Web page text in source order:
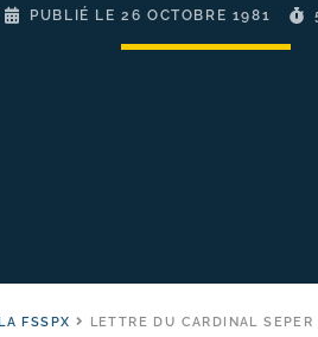
PUBLIÉ LE26 OCTOBRE 1981
FSSPX
LETTRE DU CARDINAL